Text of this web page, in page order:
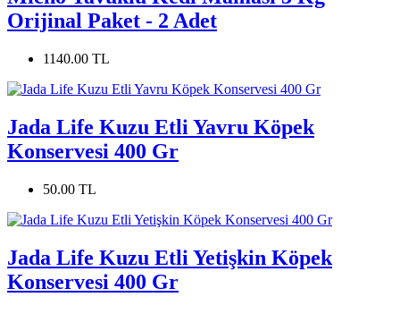
Orijinal Paket - 2 Adet
1140.00 TL
Jada Life Kuzu Etli Yavru Köpek
Konservesi 400 Gr
50.00 TL
Jada Life Kuzu Etli Yetişkin Köpek
Konservesi 400 Gr